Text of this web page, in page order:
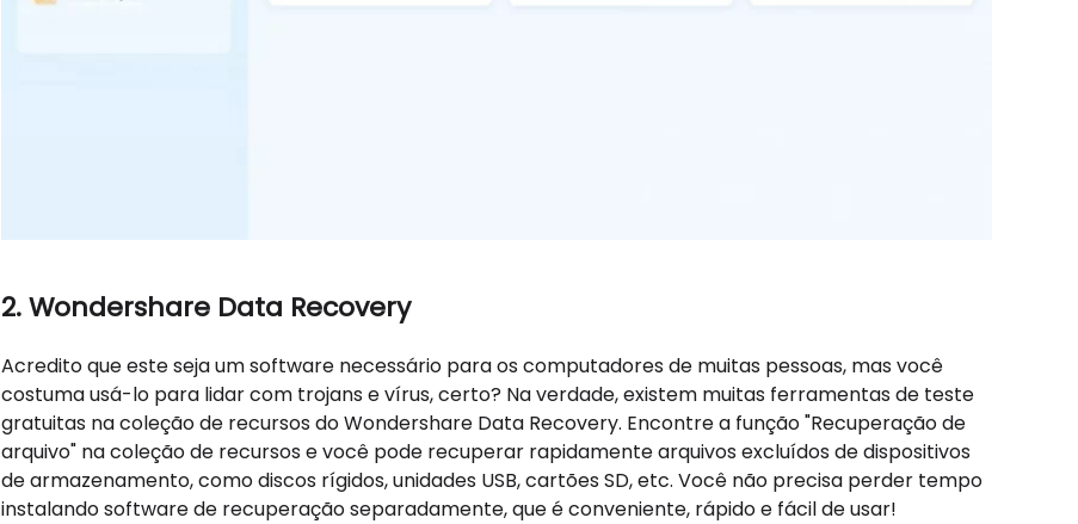
2. Wondershare Data Recovery
Acredito que este seja um software necessário para os computadores de muitas pessoas, mas você
costuma usá-lo para lidar com trojans e vírus, certo? Na verdade, existem muitas ferramentas de teste
gratuitas na coleção de recursos do Wondershare Data Recovery. Encontre a função "Recuperação de
arquivo" na coleção de recursos e você pode recuperar rapidamente arquivos excluídos de dispositivos
de armazenamento, como discos rígidos, unidades USB, cartões SD, etc. Você não precisa perder tempo
instalando software de recuperação separadamente, que é conveniente, rápido e fácil de usar!